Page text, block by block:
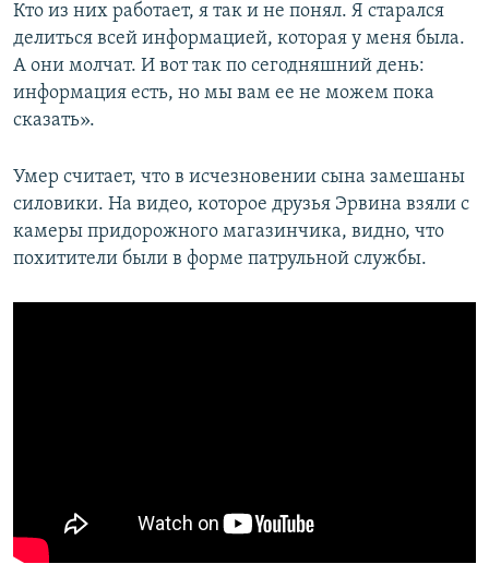
Кто из них работает, я так и не понял. Я старался
делиться всей информацией, которая у меня была.
А они молчат. И вот так по сегодняшний день:
информация есть, но мы вам ее не можем пока
сказать».
Умер считает, что в исчезновении сына замешаны
силовики. На видео, которое друзья Эрвина взяли с
камеры придорожного магазинчика, видно, что
похитители были в форме патрульной службы.